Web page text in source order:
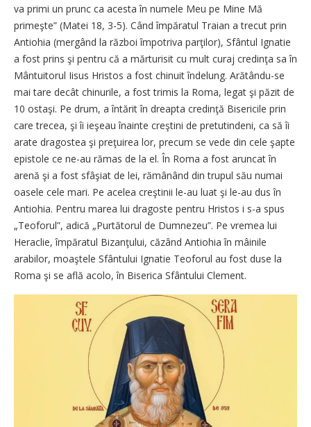
va primi un prunc ca acesta în numele Meu pe Mine Mă
primeşte” (Matei 18, 3-5). Când împăratul Traian a trecut prin
Antiohia (mergând la război împotriva parţilor), Sfântul Ignatie
a fost prins şi pentru că a mărturisit cu mult curaj credinţa sa în
Mântuitorul Iisus Hristos a fost chinuit îndelung. Arătându-se
mai tare decât chinurile, a fost trimis la Roma, legat şi păzit de
10 ostaşi. Pe drum, a întărit în dreapta credinţă Bisericile prin
care trecea, şi îi ieşeau înainte creştini de pretutindeni, ca să îi
arate dragostea şi preţuirea lor, precum se vede din cele şapte
epistole ce ne-au rămas de la el. În Roma a fost aruncat în
arenă şi a fost sfâşiat de lei, rămânând din trupul său numai
oasele cele mari. Pe acelea creştinii le-au luat şi le-au dus în
Antiohia. Pentru marea lui dragoste pentru Hristos i s-a spus
„Teoforul”, adică „Purtătorul de Dumnezeu”. Pe vremea lui
Heraclie, împăratul Bizanţului, căzând Antiohia în mâinile
arabilor, moaştele Sfântului Ignatie Teoforul au fost duse la
Roma şi se află acolo, în Biserica Sfântului Clement.